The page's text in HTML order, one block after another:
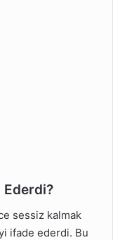
Ederdi?
sessiz kalmak
ifade ederdi. Bu